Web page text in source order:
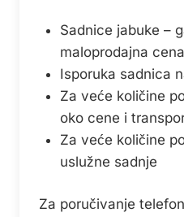
Sadnice jabuke –
maloprodajna
Isporuka sadnica
Za veće količine
oko cene i
Za veće količine
uslužne sadnje
Za poručivanje